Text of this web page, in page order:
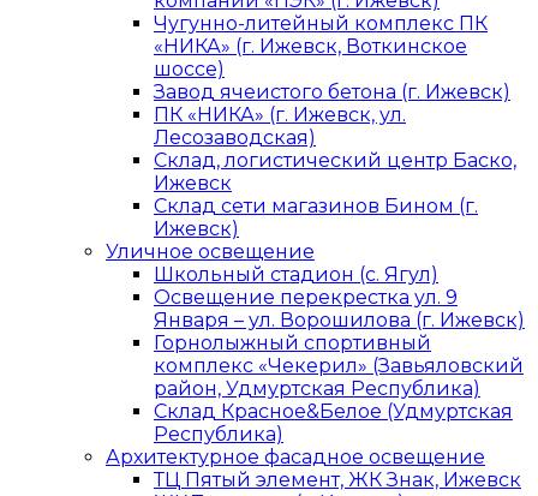
Чугунно-литейный комплекс ПК
«НИКА» (г. Ижевск, Воткинское
шоссе)
Завод ячеистого бетона (г. Ижевск)
ПК «НИКА» (г. Ижевск, ул.
Лесозаводская)
Склад, логистический центр Баско,
Ижевск
Склад сети магазинов Бином (г.
Ижевск)
Уличное освещение
Школьный стадион (с. Ягул)
Освещение перекрестка ул. 9
Января – ул. Ворошилова (г. Ижевск)
Горнолыжный спортивный
комплекс «Чекерил» (Завьяловский
район, Удмуртская Республика)
Склад Красное&Белое (Удмуртская
Республика)
Архитектурное фасадное освещение
ТЦ Пятый элемент, ЖК Знак, Ижевск